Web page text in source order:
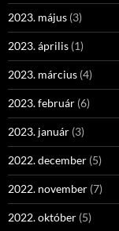
2023. május (3)
2023. április (1)
2023. március (4)
2023. február (6)
2023. január (3)
2022. december (5)
2022. november (7)
2022. október (5)